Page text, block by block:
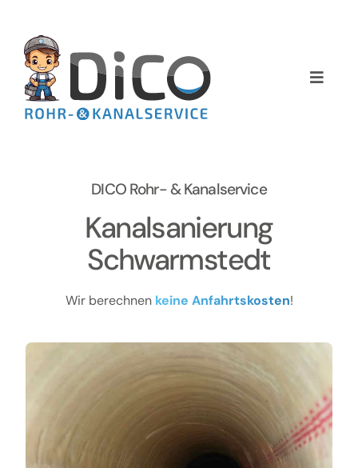
springen
Toggle
Home
Services
Preise
Kontakt
DICO Rohr- & Kanalservice
Kanalsanierung
Schwarmstedt
Wir berechnen keine Anfahrtskosten!